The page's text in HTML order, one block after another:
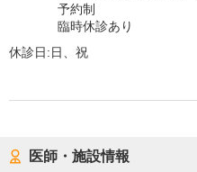
予約制
臨時休診あり
休診日:日、祝
医師・施設情報